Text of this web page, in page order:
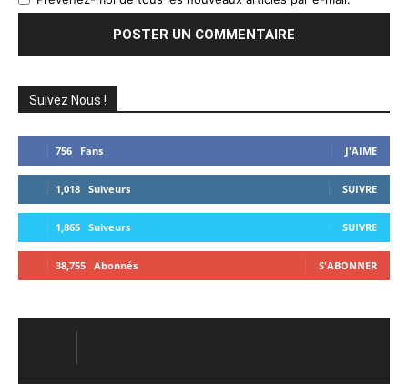
Suivez Nous !
756 Fans J'AIME
1,018 Suiveurs SUIVRE
1,865 Suiveurs SUIVRE
38,755 Abonnés S'ABONNER